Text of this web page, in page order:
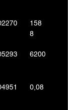
6200
158
8
0,08